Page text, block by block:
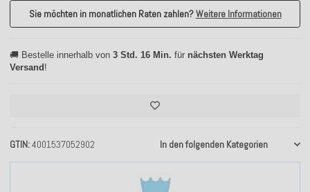
GTIN 4001537052902 In den folgenden Kategorien
Sie möchten in monatlichen Raten zahlen?Weitere Informationen
🚚 Bestelle innerhalb von 3 Std. 16 Min. für nächsten Werktag
Versand !